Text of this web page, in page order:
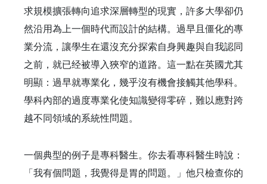
求規模擴張轉向追求深層轉型的現實，許多大學卻仍
然沿用為上一個時代而設計的結構。過早且僵化的專
業分流，讓學生在還沒充分探索自身興趣與自我認同
之前，就已经被導入狹窄的道路。這一點在英國尤其
明顯：過早就專業化，幾乎沒有機會接觸其他學科。
學科內部的過度專業化使知識變得零碎，難以應對跨
越不同領域的系統性問題。
一個典型的例子是專科醫生。你去看專科醫生時說：
「我有個問題，我覺得是胃的問題。」他只檢查你的